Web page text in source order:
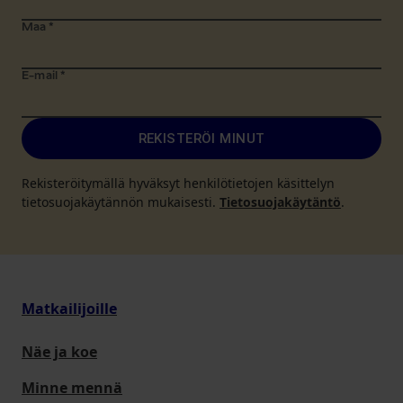
Maa *
E-mail *
REKISTERÖI MINUT
Rekisteröitymällä hyväksyt henkilötietojen käsittelyn
tietosuojakäytännön mukaisesti. Tietosuojakäytäntö.
Matkailijoille
Näe ja koe
Minne mennä